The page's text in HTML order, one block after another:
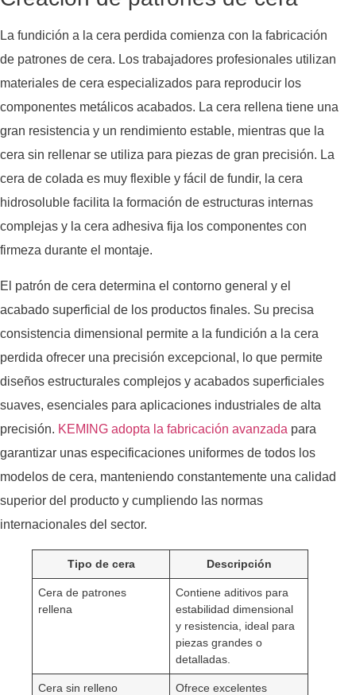
La fundición a la cera perdida comienza con la fabricación
de patrones de cera. Los trabajadores profesionales utilizan
materiales de cera especializados para reproducir los
componentes metálicos acabados. La cera rellena tiene una
gran resistencia y un rendimiento estable, mientras que la
cera sin rellenar se utiliza para piezas de gran precisión. La
cera de colada es muy flexible y fácil de fundir, la cera
hidrosoluble facilita la formación de estructuras internas
complejas y la cera adhesiva fija los componentes con
firmeza durante el montaje.
El patrón de cera determina el contorno general y el
acabado superficial de los productos finales. Su precisa
consistencia dimensional permite a la fundición a la cera
perdida ofrecer una precisión excepcional, lo que permite
diseños estructurales complejos y acabados superficiales
suaves, esenciales para aplicaciones industriales de alta
precisión. KEMING adopta la fabricación avanzada para
garantizar unas especificaciones uniformes de todos los
modelos de cera, manteniendo constantemente una calidad
superior del producto y cumpliendo las normas
internacionales del sector.
Tipo de cera Descripción
Cera de patrones
rellena
Contiene aditivos para
estabilidad dimensional
y resistencia, ideal para
piezas grandes o
detalladas.
Cera sin relleno
Ofrece excelentes